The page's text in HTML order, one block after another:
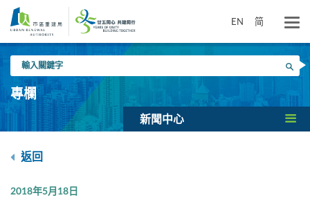
要
EN 简
入
關
鍵
搜尋
專欄
新聞中心
返回
2018年5月18日